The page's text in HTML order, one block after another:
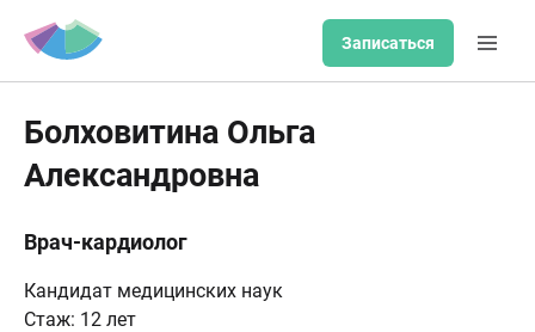
Записаться
Болховитина Ольга
Александровна
Врач-кардиолог
Кандидат медицинских наук
Стаж: 12 лет